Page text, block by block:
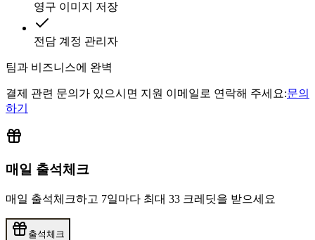
영구 이미지 저장
전담 계정 관리자
팀과 비즈니스에 완벽
결제 관련 문의가 있으시면 지원 이메일로 연락해 주세요:문의
하기
매일 출석체크
매일 출석체크하고 7일마다 최대 33 크레딧을 받으세요
출석체크